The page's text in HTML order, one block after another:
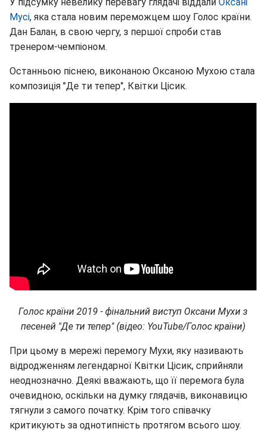
У підсумку невелику перевагу глядачі віддали Оксані
Мусі, яка стала новим переможцем шоу Голос країни.
Дан Балан, в свою чергу, з першої спроби став
тренером-чемпіоном.
Останньою піснею, виконаною Оксаною Мухою стала
композиція "Де ти тепер", Квітки Цісик.
Голос країни 2019 - фінальний виступ Оксани Мухи з
песеней "Де ти тепер" (відео: YouTube/Голос країни)
При цьому в мережі перемогу Мухи, яку називають
відродженням легендарної Квітки Цісик, сприйняли
неоднозначно. Деякі вважають, що її перемога була
очевидною, оскільки на думку глядачів, виконавицю
тягнули з самого початку. Крім того співачку
критикують за однотипність протягом всього шоу.